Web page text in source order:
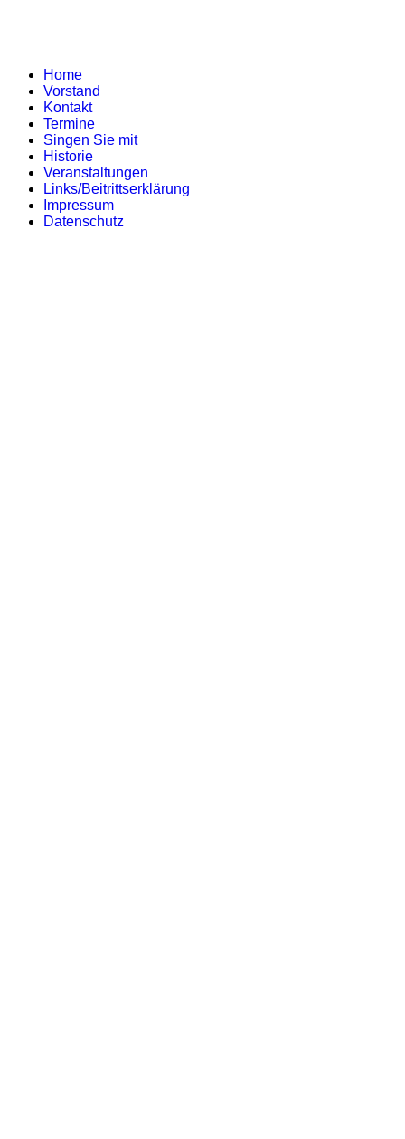
Home
Vorstand
Kontakt
Termine
Singen Sie mit
Historie
Veranstaltungen
Links/Beitrittserklärung
Impressum
Datenschutz